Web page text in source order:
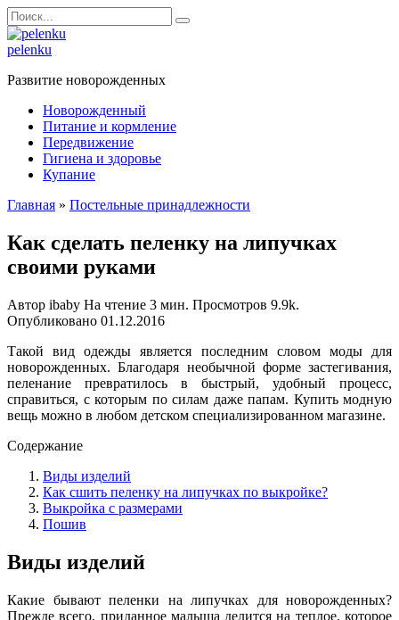
Перейти
к
содержанию
Search
for:
pelenku
Развитие новорожденных
Новорожденный
Питание и кормление
Передвижение
Гигиена и здоровье
Купание
Главная » Постельные принадлежности
Как сделать пеленку на липучках
своими руками
Автор ibaby На чтение 3 мин. Просмотров 9.9k.
Опубликовано 01.12.2016
Такой вид одежды является последним словом моды для
новорожденных. Благодаря необычной форме застегивания,
пеленание превратилось в быстрый, удобный процесс,
справиться, с которым по силам даже папам. Купить модную
вещь можно в любом детском специализированном магазине.
Содержание
Виды изделий
Как сшить пеленку на липучках по выкройке?
Выкройка с размерами
Пошив
Виды изделий
Какие бывают пеленки на липучках для новорожденных?
Прежде всего, приданное малыша делится на теплое, которое